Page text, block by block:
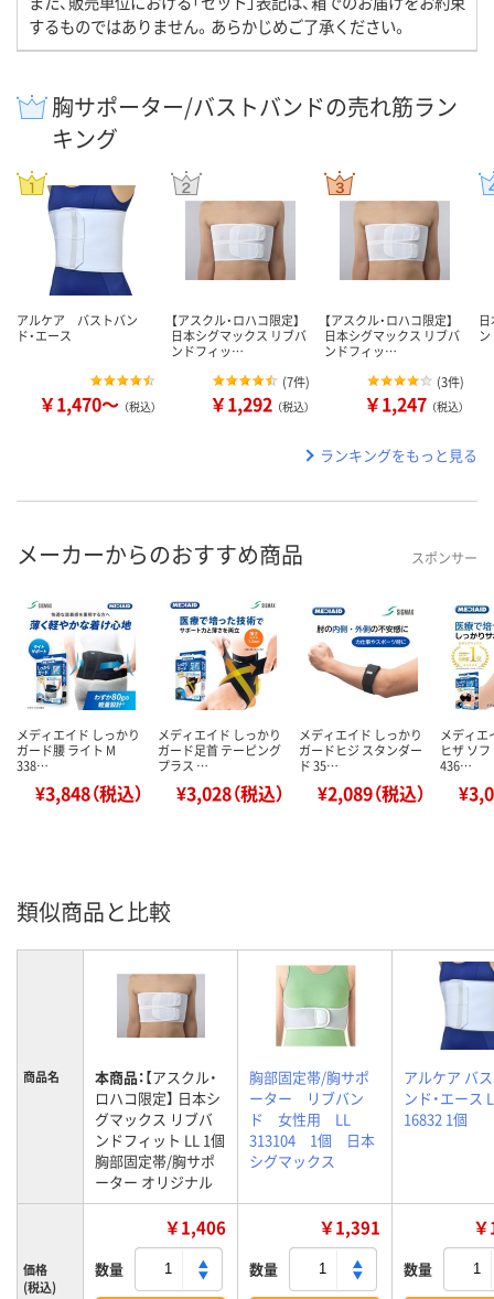
するものではありません。あらかじめご了承ください。
胸サポーター/バストバンドの売れ筋ラン
キング
アルケア バストバン
ド・エース
￥1,470～ （税込）
【アスクル・ロハコ限定】
日本シグマックス リブバ
ンドフィッ…
(7件)
￥1,292 （税込）
【アスクル・ロハコ限定】
日本シグマックス リブバ
ンドフィッ…
(3件)
￥1,247 （税込）
ランキングをもっと見る
メーカーからのおすすめ商品 スポンサー
メディエイド しっかり
ガード腰 ライト M
338…
¥3,848（税込）
メディエイド しっかり
ガード足首 テーピング
プラス …
¥3,028（税込）
メディエイド しっかり
ガードヒジ スタンダー
ド 35…
¥2,089（税込）
メディエ
ヒザ ソ
436…
類似商品と比較
商品名 本商品：【アスクル・
ロハコ限定】 日本シ
グマックス リブバ
ンドフィット LL 1個
胸部固定帯/胸サポ
ーター オリジナル
胸部固定帯/胸サポ
ーター リブバン
ド 女性用 LL
313104 1個 日本
シグマックス
アルケア バ
ンド・エース
16832 1個
価格
(税込)
￥1,406
数量
￥1,391
数量 数量